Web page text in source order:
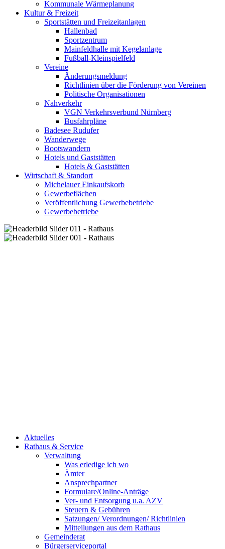
Kommunale Wärmeplanung
Kultur & Freizeit
Sportstätten und Freizeitanlagen
Hallenbad
Sportzentrum
Mainfeldhalle mit Kegelanlage
Fußball-Kleinspielfeld
Vereine
Änderungsmeldung
Richtlinien über die Förderung von Vereinen
Politische Organisationen
Nahverkehr
VGN Verkehrsverbund Nürnberg
Busfahrpläne
Badesee Rudufer
Wanderwege
Bootswandern
Hotels und Gaststätten
Hotels & Gaststätten
Wirtschaft & Standort
Michelauer Einkaufskorb
Gewerbeflächen
Veröffentlichung Gewerbebetriebe
Gewerbebetriebe
Aktuelles
Rathaus & Service
Verwaltung
Was erledige ich wo
Ämter
Ansprechpartner
Formulare/Online-Anträge
Ver- und Entsorgung u.a. AZV
Steuern & Gebühren
Satzungen/ Verordnungen/ Richtlinien
Mitteilungen aus dem Rathaus
Gemeinderat
Bürgerserviceportal